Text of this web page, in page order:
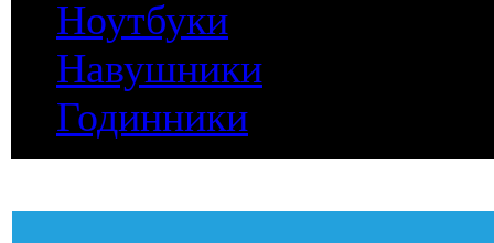
Ноутбуки
Навушники
Годинники